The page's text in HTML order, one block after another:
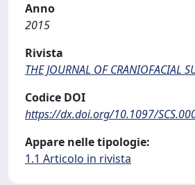
Anno
2015
Rivista
THE JOURNAL OF CRANIOFACIAL
Codice DOI
https://dx.doi.org/10.1097/
Appare nelle tipologie:
1.1 Articolo in rivista